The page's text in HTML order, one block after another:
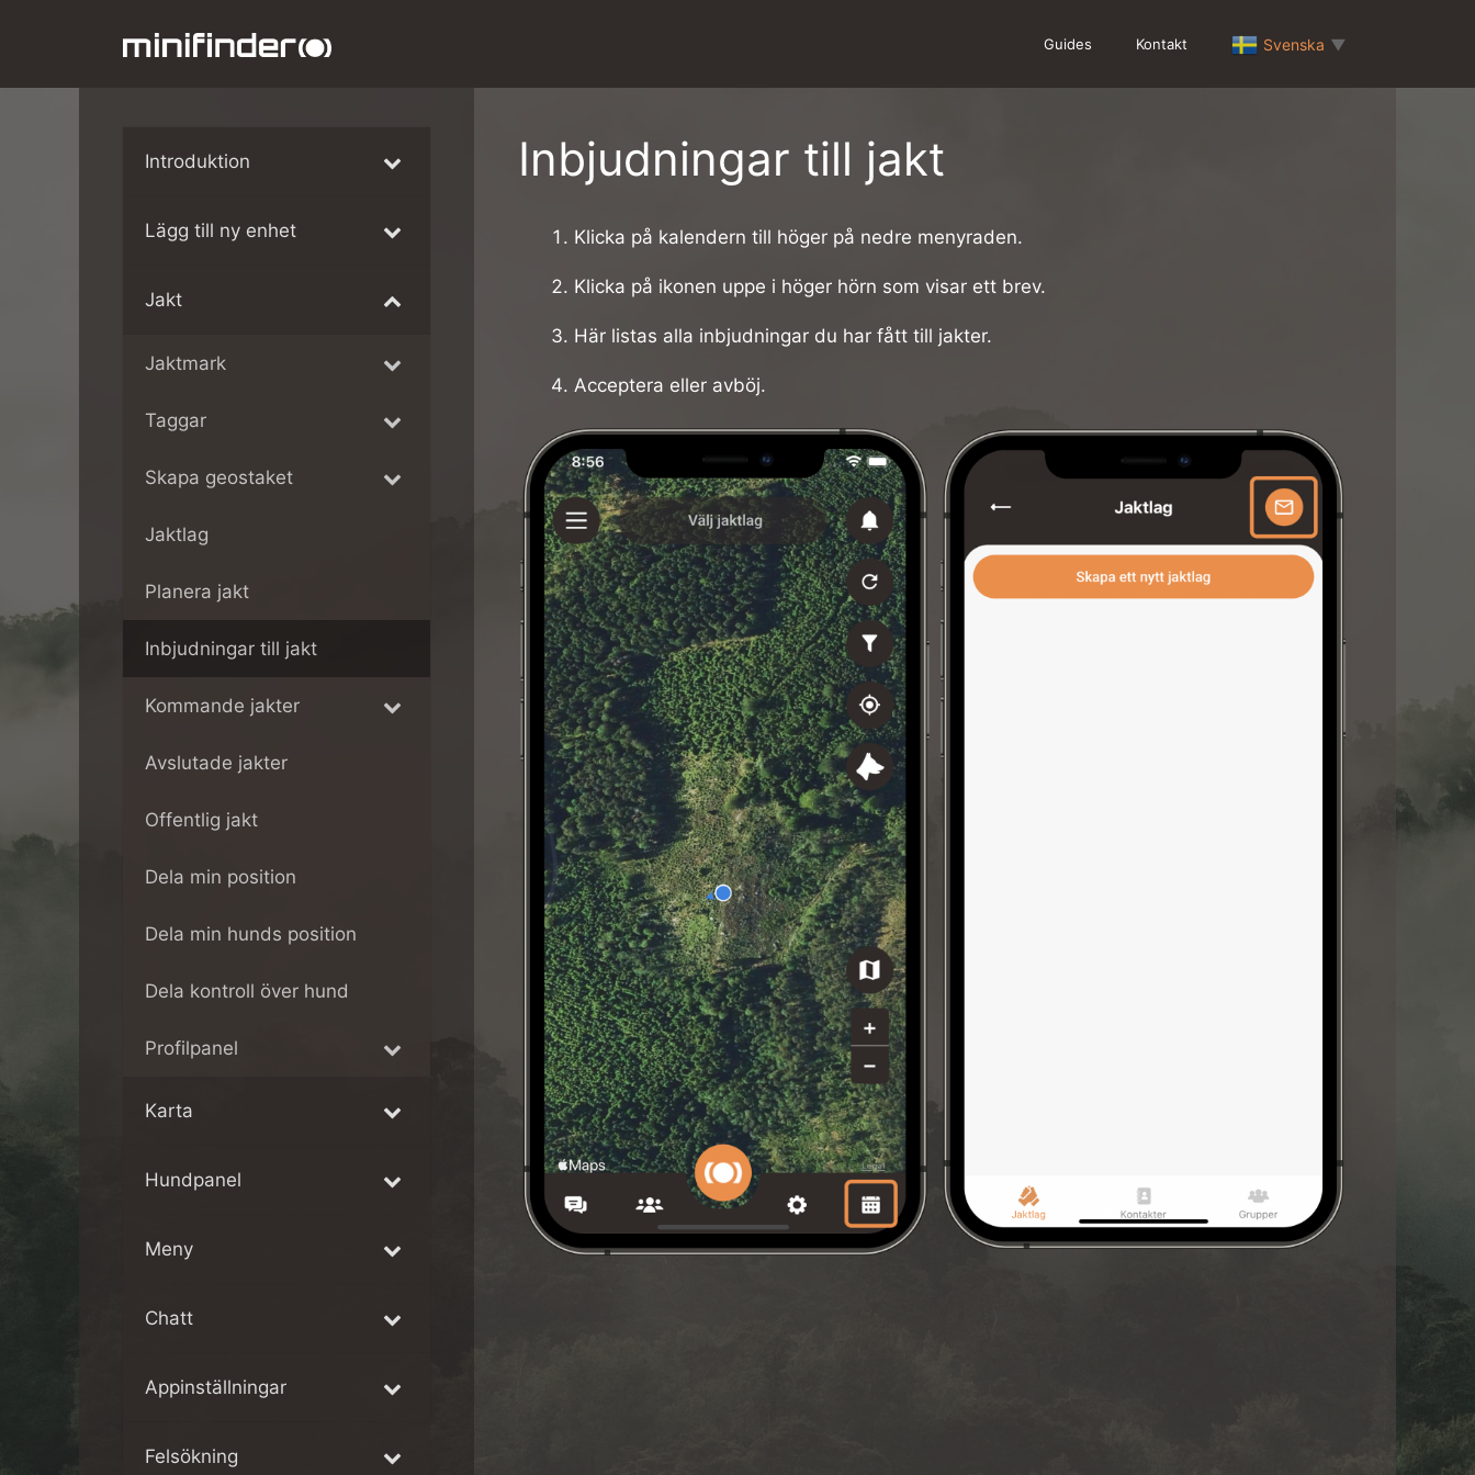
Guides Kontakt Svenska ▼
Inbjudningar till jakt
Klicka på kalendern till höger på nedre menyraden.
Klicka på ikonen uppe i höger hörn som visar ett brev.
Här listas alla inbjudningar du har fått till jakter.
Acceptera eller avböj.
Introduktion
Lägg till ny enhet
Jakt
Jaktmark
Taggar
Skapa geostaket
Jaktlag
Planera jakt
Inbjudningar till jakt
Kommande jakter
Avslutade jakter
Offentlig jakt
Dela min position
Dela min hunds position
Dela kontroll över hund
Profilpanel
Karta
Hundpanel
Meny
Chatt
Appinställningar
Felsökning